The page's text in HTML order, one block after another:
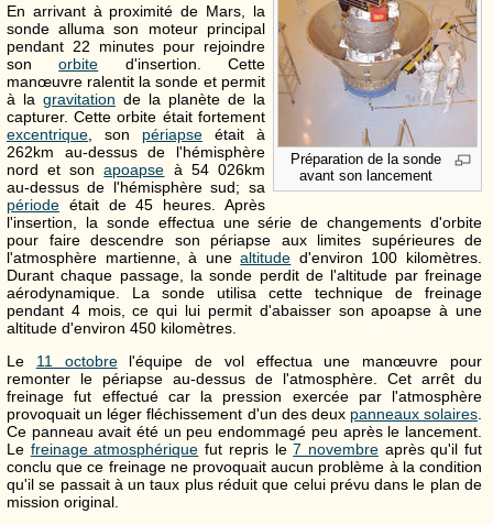
Préparation de la sonde
avant son lancement
En arrivant à proximité de Mars, la
sonde alluma son moteur principal
pendant 22 minutes pour rejoindre
sonorbite d'insertion. Cette
manœuvre ralentit la sonde et permit
à la gravitation de la planète de la
capturer. Cette orbite était fortement
excentrique , son périapseétait à
262km au-dessus de l'hémisphère
nord et sonapoapse à 54 026km
au-dessus de l'hémisphère sud; sa
période était de 45 heures. Après
l'insertion, la sonde effectua une série de changements d'orbite
pour faire descendre son périapse aux limites supérieures de
l'atmosphère martienne, à unealtitude d'environ 100 kilomètres.
Durant chaque passage, la sonde perdit de l'altitude par freinage
aérodynamique. La sonde utilisa cette technique de freinage
pendant 4 mois, ce qui lui permit d'abaisser son apoapse à une
altitude d'environ 450 kilomètres.
Le 11 octobrel'équipe de vol effectua une manœuvre pour
remonter le périapse au-dessus de l'atmosphère. Cet arrêt du
freinage fut effectué car la pression exercée par l'atmosphère
provoquait un léger fléchissement d'un des deux panneaux solaires.
Ce panneau avait été un peu endommagé peu après le lancement.
Le freinage atmosphérique fut repris le7 novembreaprès qu'il fut
conclu que ce freinage ne provoquait aucun problème à la condition
qu'il se passait à un taux plus réduit que celui prévu dans le plan de
mission original.